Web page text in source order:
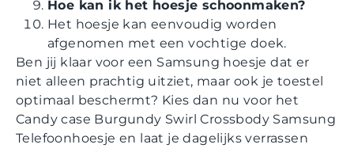
Hoe kan ik het hoesje schoonmaken?
Het hoesje kan eenvoudig worden
afgenomen met een vochtige doek.
Ben jij klaar voor een Samsung hoesje dat er
niet alleen prachtig uitziet, maar ook je toestel
optimaal beschermt? Kies dan nu voor het
Candy case Burgundy Swirl Crossbody Samsung
Telefoonhoesje en laat je dagelijks verrassen